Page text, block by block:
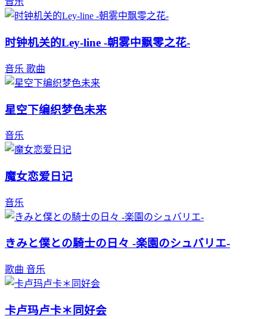
时钟机关的Ley-line -朝雾中飘零之花-
音乐 歌曲
星空下编织梦色未来
音乐
魔女恋爱日记
音乐
きみと僕との騎士の日々 -楽園のシュバリエ-
歌曲 音乐
卡卢玛卢卡＊同好会